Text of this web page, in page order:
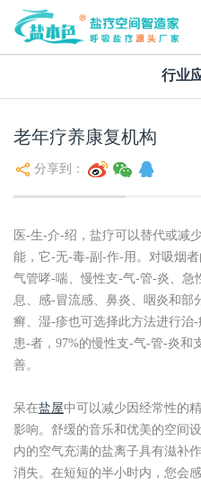
行业
老年疗养康复机构
分享到：
医-生-介-绍，盐疗可以替代或减
能，它-无-毒-副-作-用。对吸烟
气管哮-喘、慢性支-气-管-炎、急
息、感-冒流感、鼻炎、咽炎和部
癣、湿-疹也可选择此方法进行治
患-者，97%的慢性支-气-管-炎和
善。
呆在盐屋中可以减少因经常性的
影响。舒缓的音乐和优美的空间
内的空气充满的盐离子具有滋补
消失。在短短的半小时内，您会